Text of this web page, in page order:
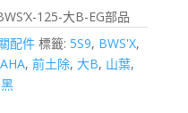
125-大B-EG部品
配件 標籤: 5S9, BWS'X,
, 前土除, 大B, 山葉,
黑